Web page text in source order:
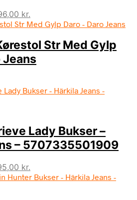
kr..
kr.
aktuelle
er:
2.896,00 kr..
Str Med Gylp
Jeans
Lady Bukser –
– 5707335501909
kr.
aktuelle